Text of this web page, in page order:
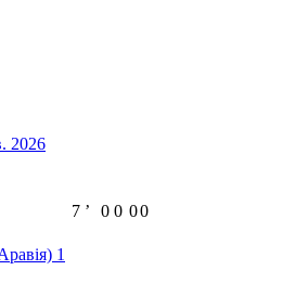
2026
1
7 ʼ 0 0 00